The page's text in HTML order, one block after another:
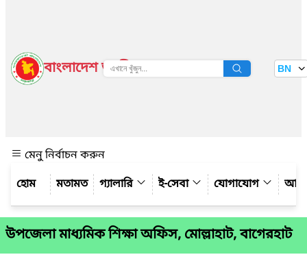
বাংলাদেশ জাতীয় তথ্য বাতায়ন BN
মেনু নির্বাচন করুন
মতামত
গ্যালারি ই-সেবা যোগাযোগ
উপজেলা মাধ্যমিক শিক্ষা অফিস, মোল্লাহাট, বাগেরহাট